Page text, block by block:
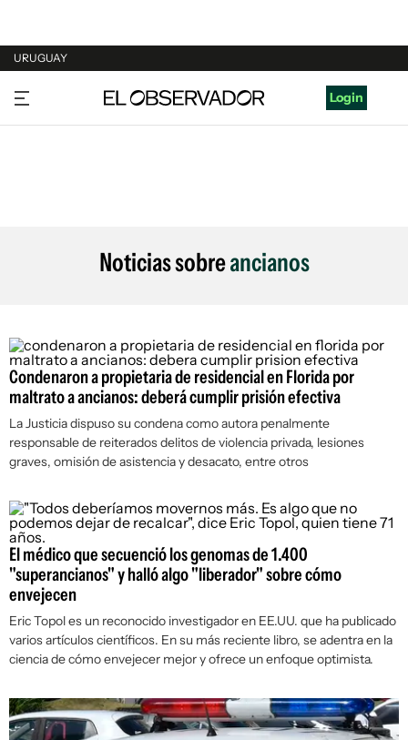
URUGUAY
URUGUAY
ARGENTINA
Login
Noticias sobreancianos
Condenaron a propietaria de residencial en Florida por
maltrato a ancianos: deberá cumplir prisión efectiva
La Justicia dispuso su condena como autora penalmente
responsable de reiterados delitos de violencia privada, lesiones
graves, omisión de asistencia y desacato, entre otros
El médico que secuenció los genomas de 1.400
"superancianos" y halló algo "liberador" sobre cómo
envejecen
Eric Topol es un reconocido investigador en EE.UU. que ha publicado
varios artículos científicos. En su más reciente libro, se adentra en la
ciencia de cómo envejecer mejor y ofrece un enfoque optimista.